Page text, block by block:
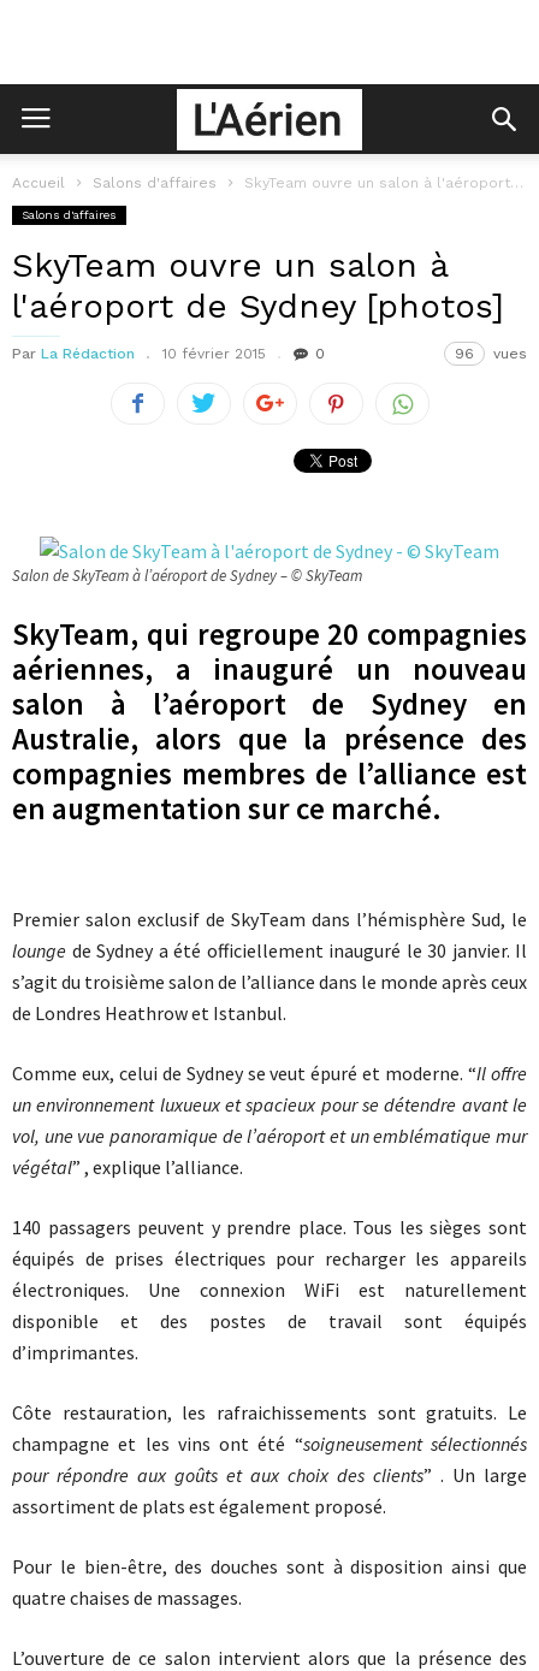
Accueil Salons d'affaires SkyTeam ouvre un salon à l'aéroport de Sydney
Salons d'affaires
SkyTeam ouvre un salon à
l'aéroport de Sydney [photos]
Par La Rédaction 10 février 2015 0 96 vues
Salon de SkyTeam à l’aéroport de Sydney – © SkyTeam
SkyTeam, qui regroupe 20 compagnies
aériennes, a inauguré un nouveau
salon à l’aéroport de Sydney en
Australie, alors que la présence des
compagnies membres de l’alliance est
en augmentation sur ce marché.
Premier salon exclusif de SkyTeam dans l’hémisphère Sud, le
lounge de Sydney a été officiellement inauguré le 30 janvier. Il
s’agit du troisième salon de l’alliance dans le monde après ceux
de Londres Heathrow et Istanbul.
Comme eux, celui de Sydney se veut épuré et moderne. “Il offre
un environnement luxueux et spacieux pour se détendre avant le
vol, une vue panoramique de l’aéroport et un emblématique mur
végétal” , explique l’alliance.
140 passagers peuvent y prendre place. Tous les sièges sont
équipés de prises électriques pour recharger les appareils
électroniques. Une connexion WiFi est naturellement
disponible et des postes de travail sont équipés
d’imprimantes.
Côte restauration, les rafraichissements sont gratuits. Le
champagne et les vins ont été “soigneusement sélectionnés
pour répondre aux goûts et aux choix des clients” . Un large
assortiment de plats est également proposé.
Pour le bien-être, des douches sont à disposition ainsi que
quatre chaises de massages.
L’ouverture de ce salon intervient alors que la présence des